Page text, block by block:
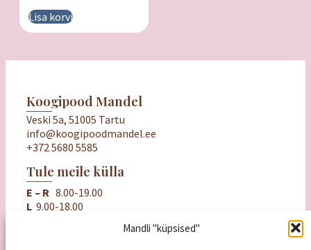
Mandli "küpsised"
Lisa korvi
Koogipood Mandel
Veski 5a, 51005 Tartu
info@koogipoodmandel.ee
+372 5680 5585
Tule meile külla
E – R 8.00-19.00
L 9.00-18.00